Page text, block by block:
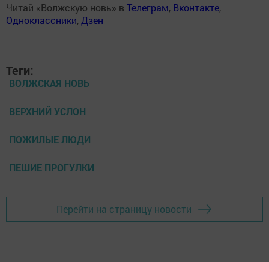
Читай «Волжскую новь» в Телеграм, Вконтакте,
Одноклассники, Дзен
Теги:
ВОЛЖСКАЯ НОВЬ
ВЕРХНИЙ УСЛОН
ПОЖИЛЫЕ ЛЮДИ
ПЕШИЕ ПРОГУЛКИ
Перейти на страницу новости